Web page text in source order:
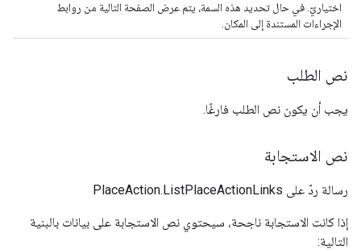
اختياريّ. في حال تحديد هذه السمة، يتم عرض الصفحة التالية من روابط
الإجراءات المستندة إلى المكان.
نص الطلب
يجب أن يكون نص الطلب فارغًا.
نص الاستجابة
رسالة ردّ على PlaceAction.ListPlaceActionLinks
إذا كانت الاستجابة ناجحة، سيحتوي نص الاستجابة على بيانات بالبنية
التالية: